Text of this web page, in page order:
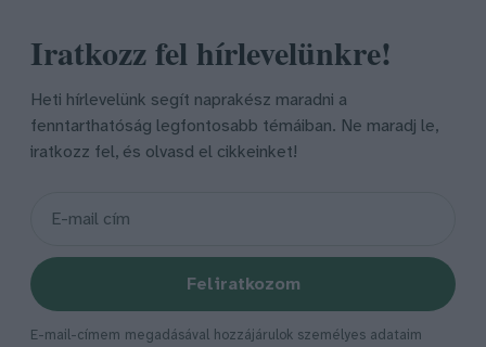
Iratkozz fel hírlevelünkre!
Heti hírlevelünk segít naprakész maradni a
fenntarthatóság legfontosabb témáiban. Ne maradj le,
iratkozz fel, és olvasd el cikkeinket!
Feliratkozom
E-mail-címem megadásával hozzájárulok személyes adataim